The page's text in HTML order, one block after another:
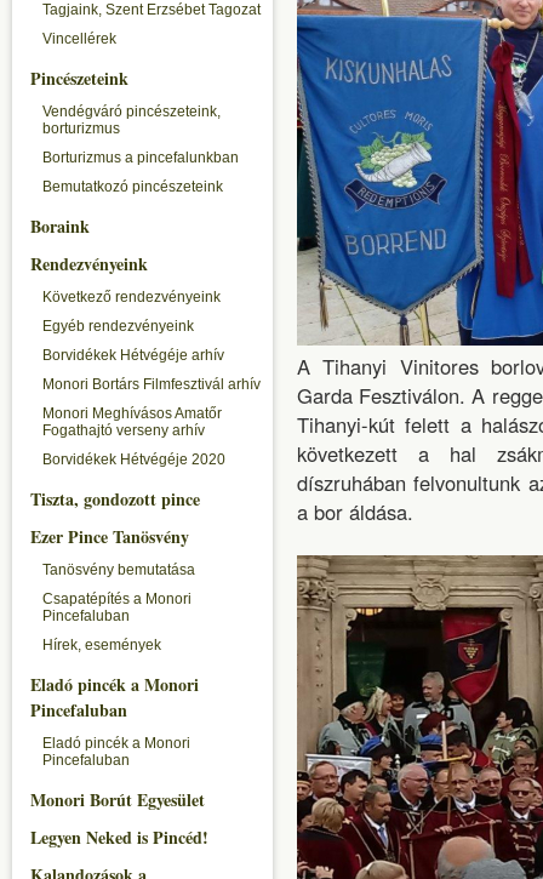
Tagjaink, Szent Erzsébet Tagozat
Vincellérek
Pincészeteink
Vendégváró pincészeteink,
borturizmus
Borturizmus a pincefalunkban
Bemutatkozó pincészeteink
Boraink
Rendezvényeink
Következő rendezvényeink
Egyéb rendezvényeink
Borvidékek Hétvégéje arhív
Monori Bortárs Filmfesztivál arhív
Monori Meghívásos Amatőr
Fogathajtó verseny arhív
Borvidékek Hétvégéje 2020
Tiszta, gondozott pince
Ezer Pince Tanösvény
Tanösvény bemutatása
Csapatépítés a Monori
Pincefaluban
Hírek, események
Eladó pincék a Monori
Pincefaluban
Eladó pincék a Monori
Pincefaluban
Monori Borút Egyesület
Legyen Neked is Pincéd!
A Tihanyi Vinitores
Garda Fesztiválon. A
Tihanyi-kút felett a
következett a hal
díszruhában felvonultunk
a bor áldása.